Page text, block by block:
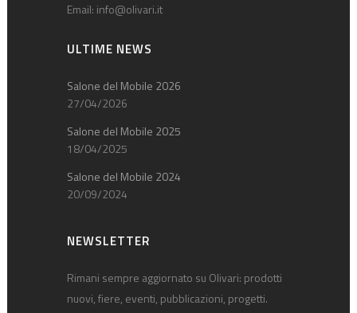
Email: info@olivari.it
ULTIME NEWS
Salone del Mobile 2026
27/04/2026
Salone del Mobile 2025
18/04/2025
Salone del Mobile 2024
20/09/2024
NEWSLETTER
Rimani sempre aggiornato su Olivari: prodotti
nuovi, fiere, eventi, pubblicazioni, progetti.